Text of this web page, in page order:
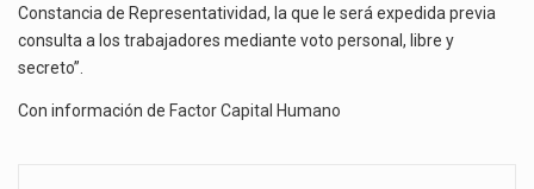
Constancia de Representatividad, la que le será expedida previa
consulta a los trabajadores mediante voto personal, libre y
secreto”.
Con información de Factor Capital Humano